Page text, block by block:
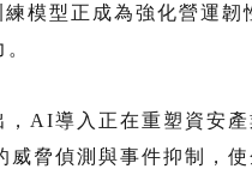
模型正成為強化營運韌
AI導入正在重塑資安產
威脅偵測與事件抑制，使